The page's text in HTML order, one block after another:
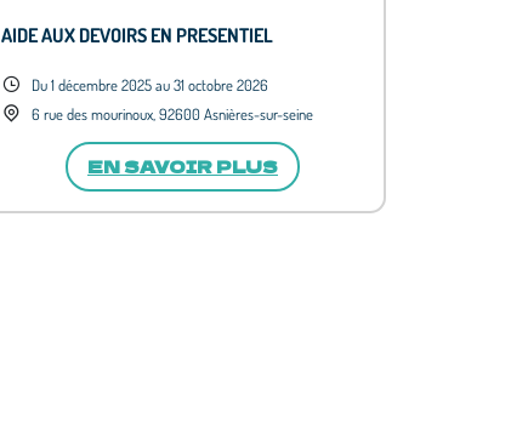
AIDE AUX DEVOIRS EN PRESENTIEL
Du 1 décembre 2025 au 31 octobre 2026
6 rue des mourinoux, 92600 Asnières-sur-seine
EN SAVOIR PLUS